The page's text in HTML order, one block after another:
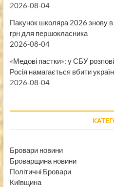
2026-08-04
Пакунок школяра 2026 знову в
грн для першокласника
2026-08-04
«Медові пастки»: у СБУ
Росія намагається вбити
2026-08-04
Бровари новини
Броварщина новини
Політичні Бровари
Київщина